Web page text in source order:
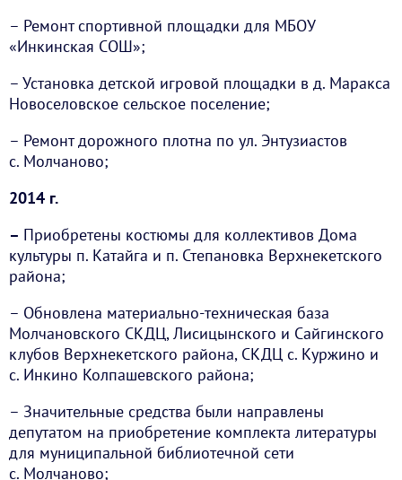
– Ремонт спортивной площадки для МБОУ
«Инкинская СОШ»;
– Установка детской игровой площадки в д. Маракса
Новоселовское сельское поселение;
– Ремонт дорожного плотна по ул. Энтузиастов
с. Молчаново;
2014 г.
– Приобретены костюмы для коллективов Дома
культуры п. Катайга и п. Степановка Верхнекетского
района;
– Обновлена материально-техническая база
Молчановского СКДЦ, Лисицынского и Сайгинского
клубов Верхнекетского района, СКДЦ с. Куржино и
с. Инкино Колпашевского района;
– Значительные средства были направлены
депутатом на приобретение комплекта литературы
для муниципальной библиотечной сети
с. Молчаново;